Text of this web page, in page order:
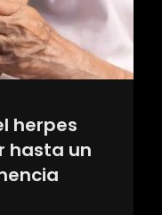
herpes
hasta un